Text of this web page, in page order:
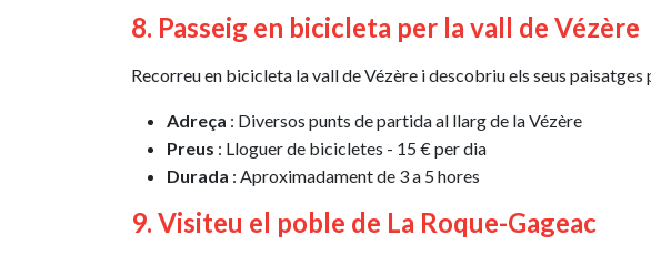
8. Passeig en bicicleta per la vall de Vézère
Recorreu en bicicleta la vall de Vézère i descobriu els seus
Adreça : Diversos punts de partida al llarg de la Vézère
Preus : Lloguer de bicicletes - 15 € per dia
Durada : Aproximadament de 3 a 5 hores
9. Visiteu el poble de La Roque-Gageac